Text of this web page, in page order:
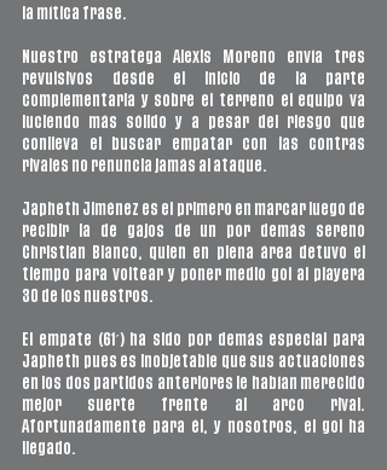
la mítica frase.
Nuestro estratega Alexis Moreno envía tres
revulsivos desde el inicio de la parte
complementaria y sobre el terreno el equipo va
luciendo más sólido y a pesar del riesgo que
conlleva el buscar empatar con las contras
rivales no renuncia jamás al ataque.
Japheth Jiménez es el primero en marcar luego de
recibir la de gajos de un por demás sereno
Christian Blanco, quien en plena área detuvo el
tiempo para voltear y poner medio gol al playera
30 de los nuestros.
El empate (61´) ha sido por demás especial para
Japheth pues es inobjetable que sus actuaciones
en los dos partidos anteriores le habían merecido
mejor suerte frente al arco rival.
Afortunadamente para él, y nosotros, el gol ha
llegado.